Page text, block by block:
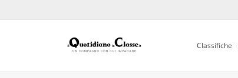
Classifiche